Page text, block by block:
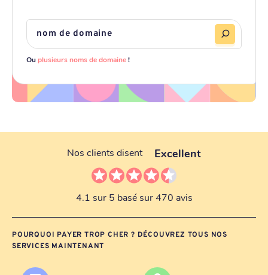
Ouplusieurs noms de domaine!
Nos clients disent Excellent
4.1 sur 5 basé sur 470 avis
POURQUOI PAYER TROP CHER ? DÉCOUVREZ TOUS NOS
SERVICES MAINTENANT